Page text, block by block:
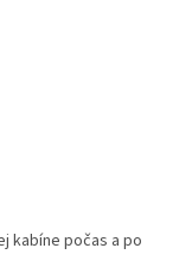
kabíne počas a po